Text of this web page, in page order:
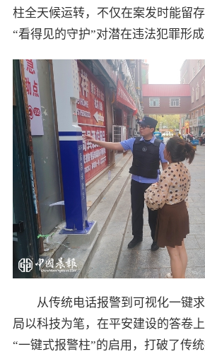
柱全天候运转，不仅在案发时能留
“看得见的守护”对潜在违法犯罪形成
从传统电话报警到可视化一键
局以科技为笔，在平安建设的答卷上
“一键式报警柱”的启用，打破了传统